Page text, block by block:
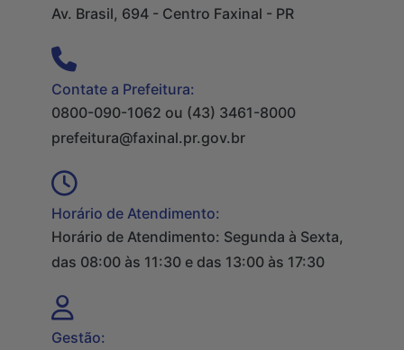
Av. Brasil, 694 - Centro Faxinal - PR
Contate a Prefeitura:
0800-090-1062 ou (43) 3461-8000
prefeitura@faxinal.pr.gov.br
Horário de Atendimento:
Horário de Atendimento: Segunda à Sexta,
das 08:00 às 11:30 e das 13:00 às 17:30
Gestão: